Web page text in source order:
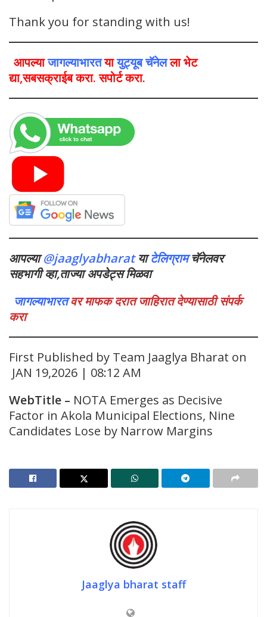
Thank you for standing with us!
आपल्याजागल्याभारतयायुट्यूब चॅनेलला भेट
द्या,सबसक्राईब करा. सपोर्ट करा.
आपल्या@jaaglyabharatयाटेलिग्रामचॅनेलवर
सहभागी व्हा,ताज्या अपडेट्स मिळवा
जागल्याभारतवर माफक दरात जाहिरात देण्यासाठी संपर्क
करा
First Published by Team Jaaglya Bharat on
JAN 19,2026 | 08:12 AM
WebTitle – NOTA Emerges as Decisive
Factor in Akola Municipal Elections, Nine
Candidates Lose by Narrow Margins
Jaaglya bharat staff